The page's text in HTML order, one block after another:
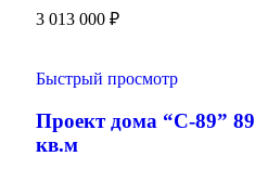
3 013 000 ₽
Быстрый просмотр
Проект дома “С-89” 89
кв.м